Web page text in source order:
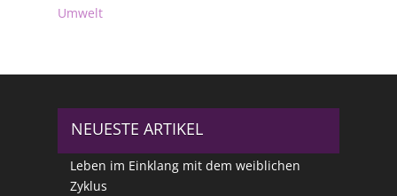
Umwelt
NEUESTE ARTIKEL
Leben im Einklang mit dem weiblichen
Zyklus